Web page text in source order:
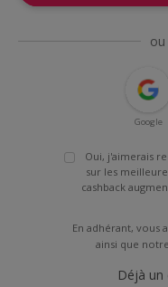
Google
Oui, j'aimerais
sur les
cashback
En adhérant, vous
ainsi que notre
Déjà un